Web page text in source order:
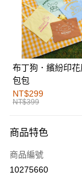
LINE Pay
街口支付
運送方式
全家取貨付款
每筆NT$60，滿
付款後全家取貨
萊爾富取貨付款
布丁狗．繽紛印花
包包
NT$299
NT$399
商品特色
商品編號
10275660